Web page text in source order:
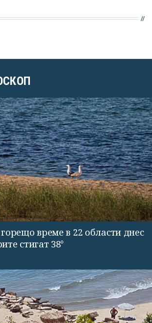
време в 22 области днес
стигат 38°